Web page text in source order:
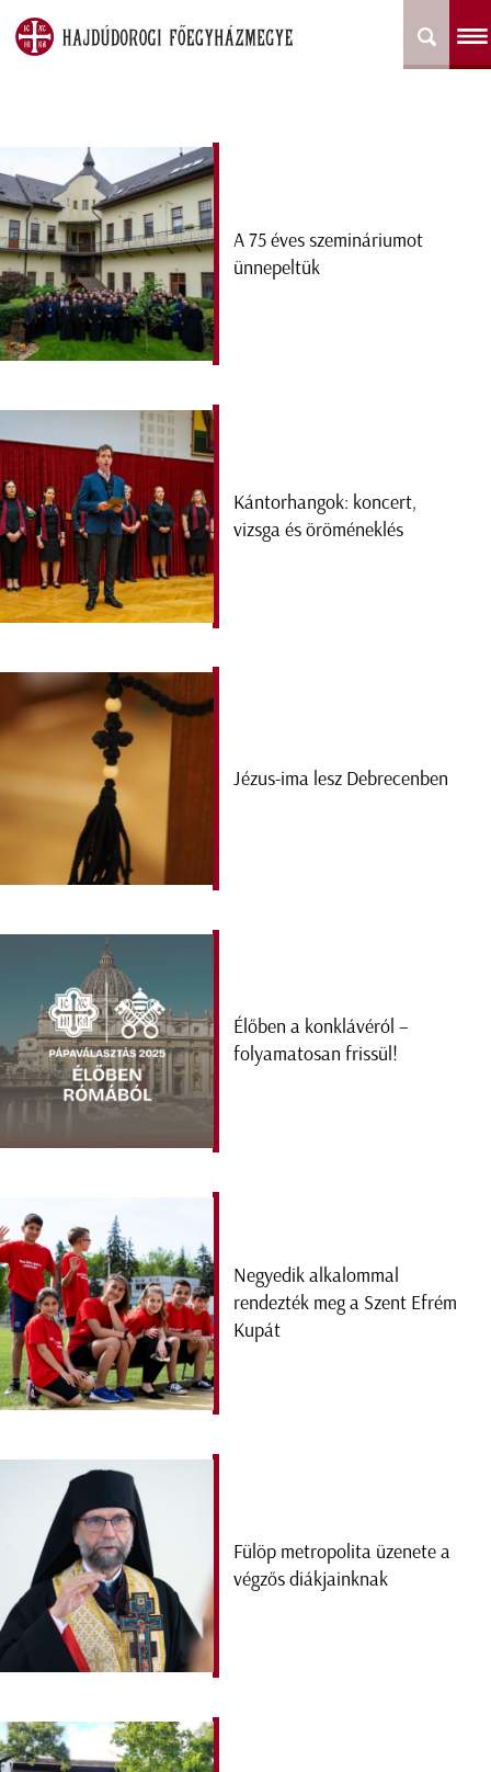
A 75 éves szemináriumot
ünnepeltük
Kántorhangok: koncert,
vizsga és öröméneklés
Jézus-ima lesz Debrecenben
Élőben a konklávéról –
folyamatosan frissül!
Negyedik alkalommal
rendezték meg a Szent Efrém
Kupát
Fülöp metropolita üzenete a
végzős diákjainknak